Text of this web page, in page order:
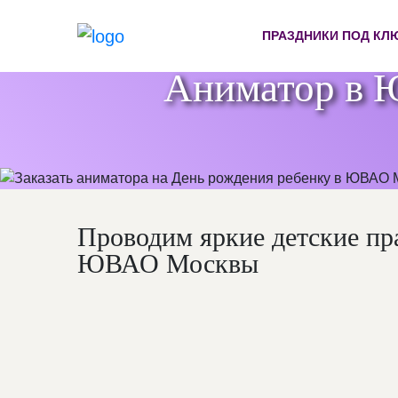
ПРАЗДНИКИ ПОД
Аниматор в
Проводим яркие детские
ЮВАО Москвы